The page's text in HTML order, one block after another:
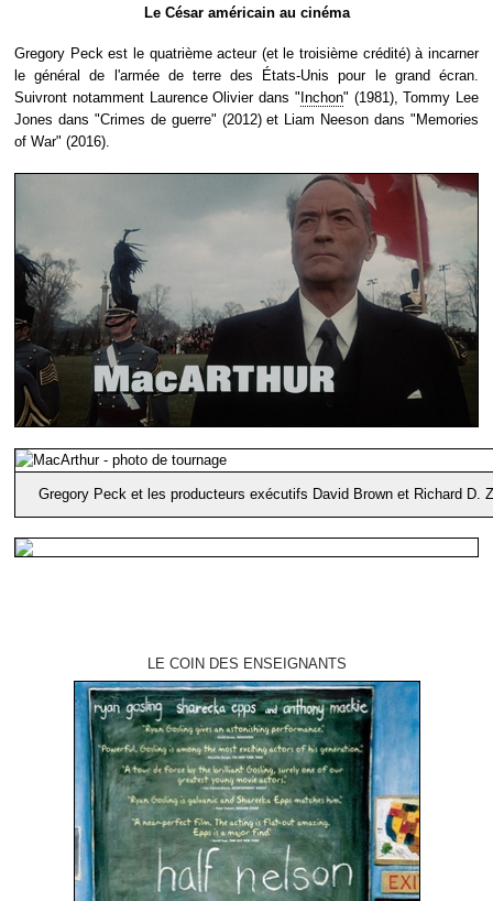
Le César américain au cinéma
Gregory Peck est le quatrième acteur (et le troisième crédité) à incarner
le général de l'armée de terre des États-Unis pour le grand écran.
Suivront notamment Laurence Olivier dans " Inchon" (1981), Tommy Lee
Jones dans "Crimes de guerre" (2012) et Liam Neeson dans "Memories
of War" (2016).
Gregory Peck et les producteurs exécutifs David Brown et Richard D.
LE COIN DES ENSEIGNANTS